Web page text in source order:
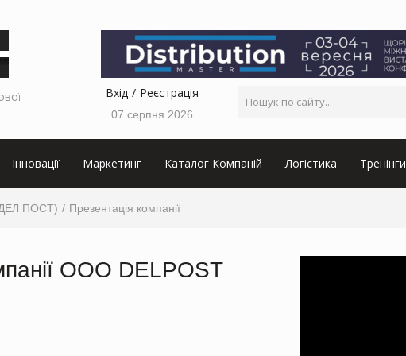
Вхід Реєстрація
07 серпня 2026
Інновації Маркетинг Каталог Компаній Логістика Тренінги
ПОСТ) Презентація компанії
ООО DELPOST